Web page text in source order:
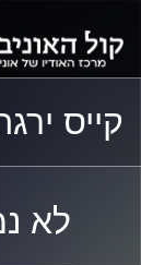
התפריט
הראשי
התוכן
הראשי
קייס
לא